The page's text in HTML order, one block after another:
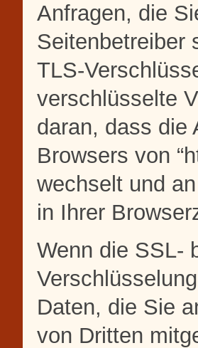
Anfragen, die
Seitenbetreiber
TLS-
verschlüsselte
daran, dass die
Browsers von
wechselt und
in Ihrer
Wenn die SSL-
Daten, die Sie
von Dritten